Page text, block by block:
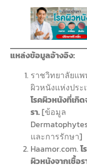
แหล่งข้อมูลอ้างอิง:
ราชวิทยาลัยแ
ผิวหนังแห่งประ
โรคผิวหนังที่เกิด
รา.[ข้อมูล
และการรักษา]
Haamor.com.โ
ผิวหนังจากเชื้อร